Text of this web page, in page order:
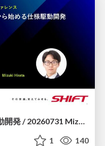
Issue設計から始める仕様駆動開発 / 20260731 Mizuki Hirata
1 140